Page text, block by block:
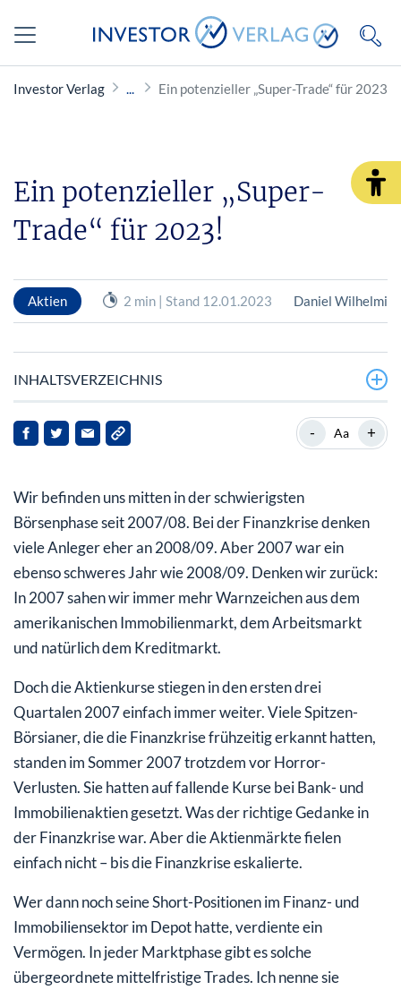
Investor Verlag Ein potenzieller „Super-Trade“ für
Ein potenzieller „Super-
Trade“ für 2023!
Aktien 2 min | Stand 12.01.2023 Daniel Wilhelmi
INHALTSVERZEICHNIS
Value-Aktien sind ein Super-Trade in 2023
- Aa +
Wir befinden uns mitten in der schwierigsten
Börsenphase seit 2007/08. Bei der Finanzkrise denken
viele Anleger eher an 2008/09. Aber 2007 war ein
ebenso schweres Jahr wie 2008/09. Denken wir zurück:
In 2007 sahen wir immer mehr Warnzeichen aus dem
amerikanischen Immobilienmarkt, dem Arbeitsmarkt
und natürlich dem Kreditmarkt.
Doch die Aktienkurse stiegen in den ersten drei
Quartalen 2007 einfach immer weiter. Viele Spitzen-
Börsianer, die die Finanzkrise frühzeitig erkannt hatten,
standen im Sommer 2007 trotzdem vor Horror-
Verlusten. Sie hatten auf fallende Kurse bei Bank- und
Immobilienaktien gesetzt. Was der richtige Gedanke in
der Finanzkrise war. Aber die Aktienmärkte fielen
einfach nicht – bis die Finanzkrise eskalierte.
Wer dann noch seine Short-Positionen im Finanz- und
Immobiliensektor im Depot hatte, verdiente ein
Vermögen. In jeder Marktphase gibt es solche
übergeordnete mittelfristige Trades. Ich nenne sie